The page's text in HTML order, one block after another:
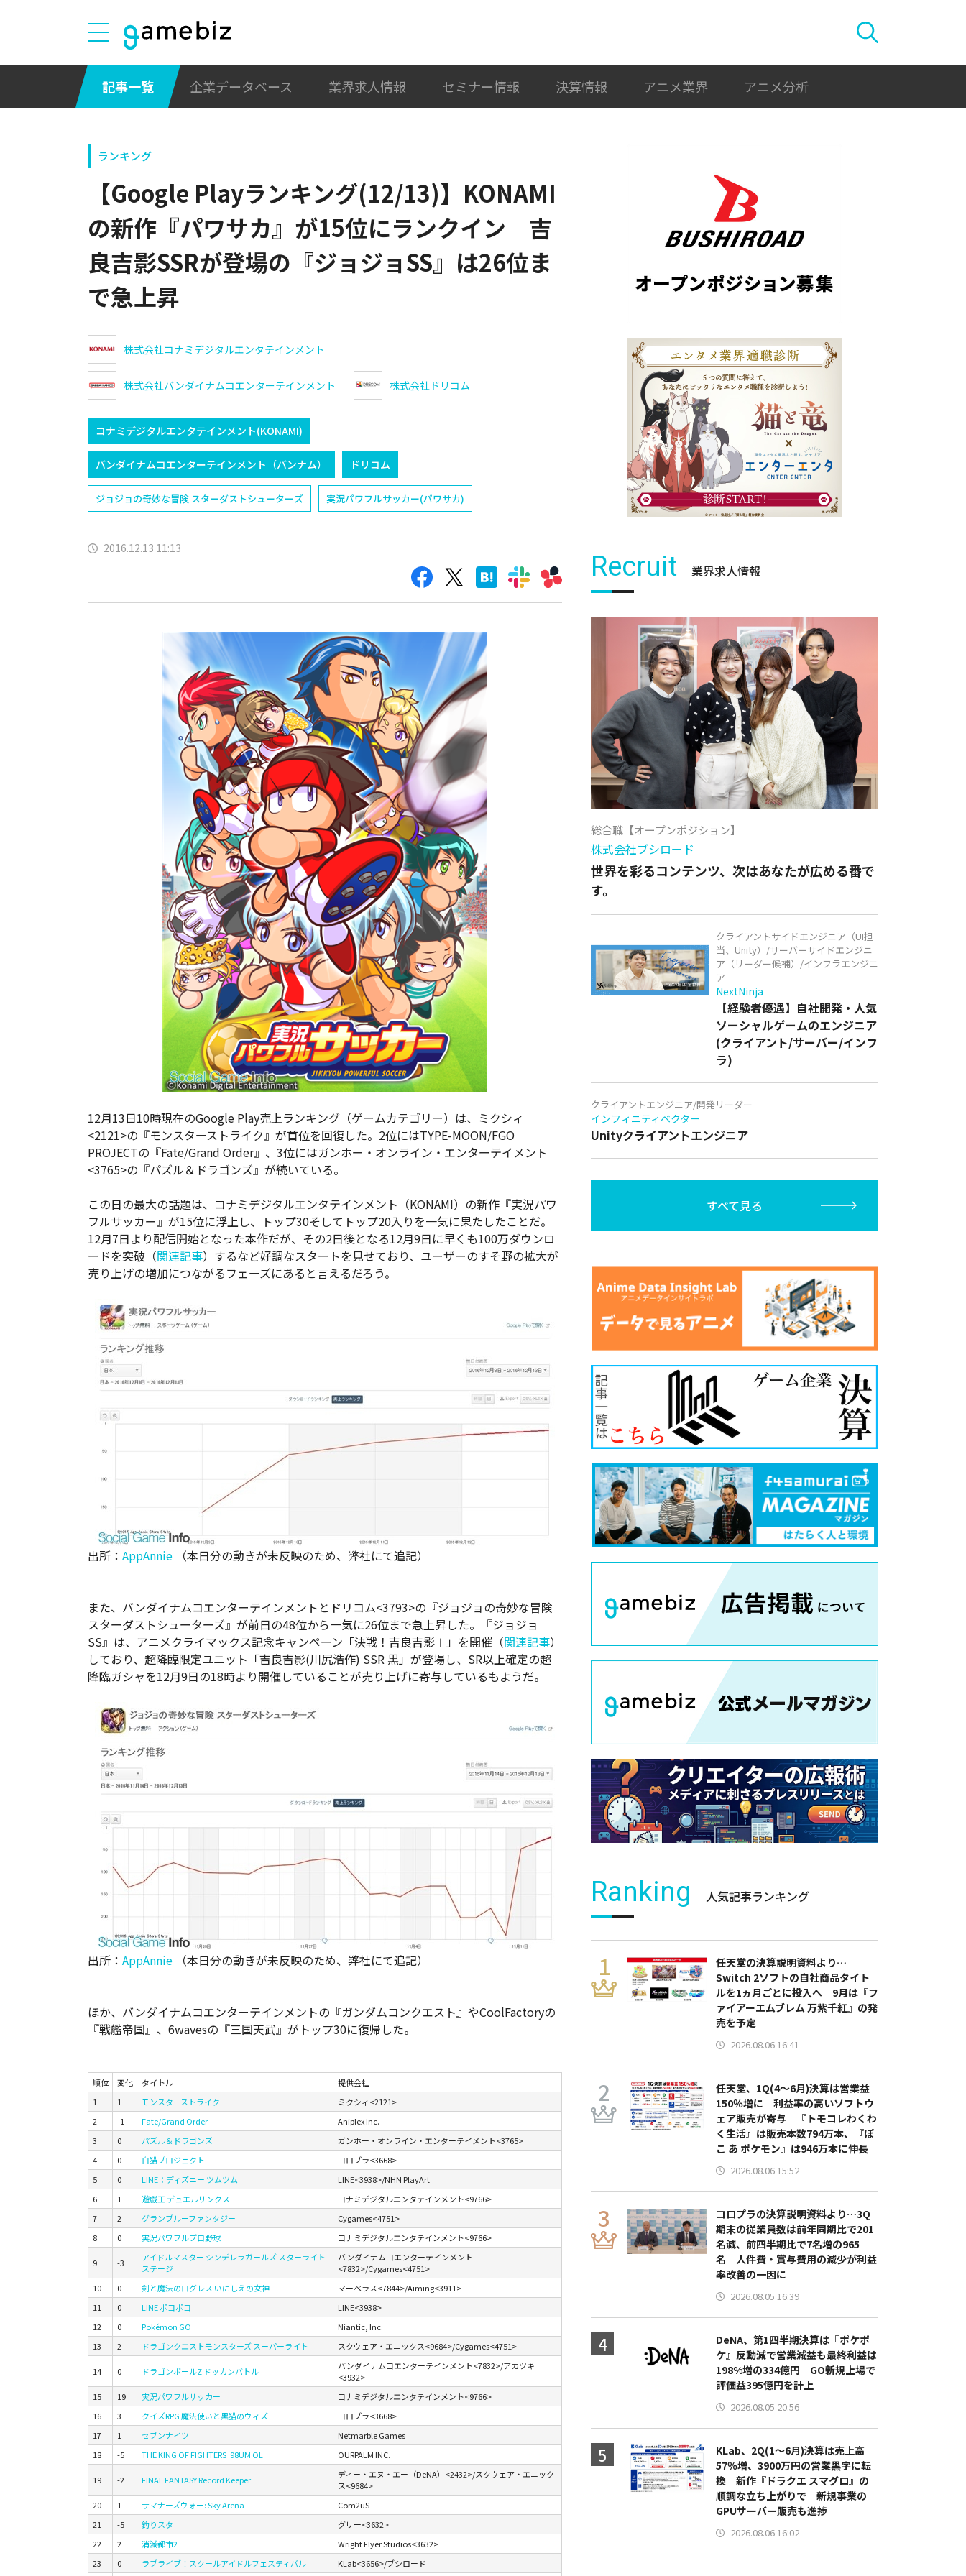
記事一覧 企業データベース 業界求人情報 セミナー情報 決算情報 アニメ業界 アニメ分析
ランキング
【Google Playランキング(12/13)】KONAMI
の新作『パワサカ』が15位にランクイン 吉
良吉影SSRが登場の『ジョジョSS』は26位ま
で急上昇
株式会社コナミデジタルエンタテインメント
株式会社バンダイナムコエンターテインメント 株式会社ドリコム
コナミデジタルエンタテインメント(KONAMI)
バンダイナムコエンターテインメント（バンナム） ドリコム
ジョジョの奇妙な冒険 スターダストシューターズ 実況パワフルサッカー(パワサカ)
2016.12.13 11:13
12月13日10時現在のGoogle Play売上ランキング（ゲームカテゴリー）は、ミクシィ
<2121>の『モンスターストライク』が首位を回復した。2位にはTYPE-MOON/FGO
PROJECTの『Fate/Grand Order』、3位にはガンホー・オンライン・エンターテイメント
<3765>の『パズル＆ドラゴンズ』が続いている。
この日の最大の話題は、コナミデジタルエンタテインメント（KONAMI）の新作『実況パワ
フルサッカー』が15位に浮上し、トップ30そしてトップ20入りを一気に果たしたことだ。
12月7日より配信開始となった本作だが、その2日後となる12月9日に早くも100万ダウンロ
ードを突破（関連記事）するなど好調なスタートを見せており、ユーザーのすそ野の拡大が
売り上げの増加につながるフェーズにあると言えるだろう。
出所： AppAnnie （本日分の動きが未反映のため、弊社にて追記）
また、バンダイナムコエンターテインメントとドリコム<3793>の『ジョジョの奇妙な冒険
スターダストシューターズ』が前日の48位から一気に26位まで急上昇した。『ジョジョ
SS』は、アニメクライマックス記念キャンペーン「決戦！吉良吉影Ⅰ」を開催（関連記事）
しており、超降臨限定ユニット「吉良吉影(川尻浩作) SSR 黒」が登場し、SR以上確定の超
降臨ガシャを12月9日の18時より開催していることが売り上げに寄与しているもようだ。
出所： AppAnnie （本日分の動きが未反映のため、弊社にて追記）
ほか、バンダイナムコエンターテインメントの『ガンダムコンクエスト』やCoolFactoryの
『戦艦帝国』、6wavesの『三国天武』がトップ30に復帰した。
順位 変化 タイトル
提供会社
1
1 モンスターストライク
ミクシィ<2121>
2
-1 Fate/Grand Order
Aniplex Inc.
3
0 パズル＆ドラゴンズ
ガンホー・オンライン・エンターテイメント<3765>
4
0 白猫プロジェクト
コロプラ<3668>
5
0 LINE：ディズニー ツムツム
LINE<3938>/NHN PlayArt
6
1 遊戯王 デュエルリンクス
コナミデジタルエンタテインメント<9766>
7
2 グランブルーファンタジー
Cygames<4751>
8
0 実況パワフルプロ野球 コナミデジタルエンタテインメント<9766>
9 -3
アイドルマスター シンデレラガールズ スターライト
ステージ
バンダイナムコエンターテインメント
<7832>/Cygames<4751>
10
0 剣と魔法のログレス いにしえの女神
マーベラス<7844>/Aiming<3911>
11
0 LINE ポコポコ
LINE<3938>
12
0 Pokémon GO
Niantic, Inc.
13
2 ドラゴンクエストモンスターズ スーパーライト スクウェア・エニックス<9684>/Cygames<4751>
14 0 ドラゴンボールZ ドッカンバトル
バンダイナムコエンターテインメント<7832>/アカツキ
<3932>
15
19 実況パワフルサッカー
コナミデジタルエンタテインメント<9766>
16
3 クイズRPG 魔法使いと黒猫のウィズ
コロプラ<3668>
17
1 セブンナイツ
Netmarble Games
18
-5 THE KING OF FIGHTERS '98UM OL OURPALM INC.
19 -2 FINAL FANTASY Record Keeper
ディー・エヌ・エー（DeNA）<2432>/スクウェア・エニック
ス<9684>
20
1 サマナーズウォー: Sky Arena
Com2uS
21
-5 釣りスタ
グリー<3632>
22
2 消滅都市2
Wright Flyer Studios<3632>
23
0 ラブライブ！スクールアイドルフェスティバル KLab<3656>/ブシロード
Recruit 業界求人情報
総合職【オープンポジション】
株式会社ブシロード
世界を彩るコンテンツ、次はあなたが広める番で
す。
クライアントサイドエンジニア（UI担
当、Unity）/サーバーサイドエンジニ
ア（リーダー候補）/インフラエンジニ
ア
NextNinja
【経験者優遇】自社開発・人気
ソーシャルゲームのエンジニア
(クライアント/サーバー/インフ
ラ)
クライアントエンジニア/開発リーダー
インフィニティベクター
Unityクライアントエンジニア
すべて見る
Ranking 人気記事ランキング
任天堂の決算説明資料より…
Switch 2ソフトの自社商品タイト
ルを1ヵ月ごとに投入へ 9月は『フ
ァイアーエムブレム 万紫千紅』の発
売を予定
2026.08.06 16:41
任天堂、1Q(4～6月)決算は営業益
150％増に 利益率の高いソフトウ
ェア販売が寄与 『トモコレわくわ
く生活』は販売本数794万本、『ぽ
こ あ ポケモン』は946万本に伸長
2026.08.06 15:52
コロプラの決算説明資料より…3Q
期末の従業員数は前年同期比で201
名減、前四半期比で7名増の965
名 人件費・賞与費用の減少が利益
率改善の一因に
2026.08.05 16:39
DeNA、第1四半期決算は『ポケポ
ケ』反動減で営業減益も最終利益は
198%増の334億円 GO新規上場で
評価益395億円を計上
2026.08.05 20:56
KLab、2Q(1～6月)決算は売上高
57％増、3900万円の営業黒字に転
換 新作『ドラクエ スマグロ』の
順調な立ち上がりで 新規事業の
GPUサーバー販売も進捗
2026.08.06 16:02